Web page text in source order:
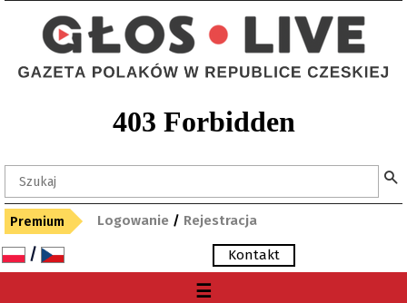
Premium Logowanie / Rejestracja
/ Kontakt
☰